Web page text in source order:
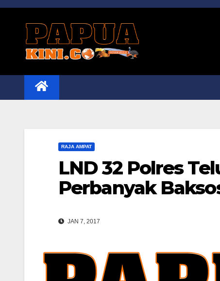
Skip
RAJA AMPAT
LND 32 Polres
Perbanyak
JAN 7, 2017